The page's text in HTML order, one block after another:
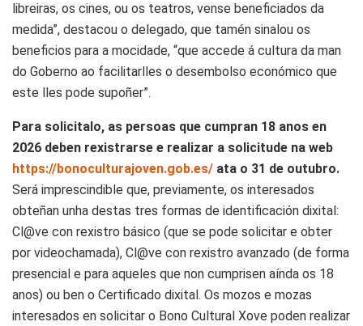
libreiras, os cines, ou os teatros, vense beneficiados da
medida”, destacou o delegado, que tamén sinalou os
beneficios para a mocidade, “que accede á cultura da man
do Goberno ao facilitarlles o desembolso económico que
este lles pode supoñer”.
Para solicitalo, as persoas que cumpran 18 anos en
2026 deben rexistrarse e realizar a solicitude na web
https://bonoculturajoven.gob.es/ ata o 31 de outubro.
Será imprescindible que, previamente, os interesados
obteñan unha destas tres formas de identificación dixital:
Cl@ve con rexistro básico (que se pode solicitar e obter
por videochamada), Cl@ve con rexistro avanzado (de forma
presencial e para aqueles que non cumprisen aínda os 18
anos) ou ben o Certificado dixital. Os mozos e mozas
interesados en solicitar o Bono Cultural Xove poden realizar